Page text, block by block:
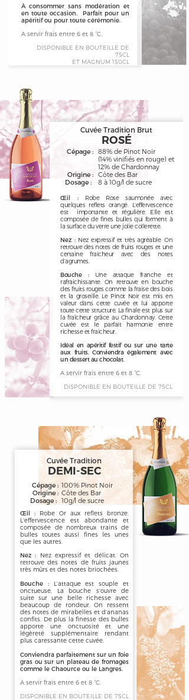
À consommer sans modération et
en toute occasion. Parfait pour un
apéritif ou pour toute cérémonie.
A servir frais entre 6 et 8 °C.
DISPONIBLE EN BOUTEILLE DE
75CL
ET MAGNUM 150CL
Cuvée Tradition Brut
ROSÉ
Cépage :
Origine :
Dosage :
88% de Pinot Noir
(14% vinifiés en rouge) et
12% de Chardonnay
Côte des Bar
8 à 10g/l de sucre
Œil :
Robe Rose saumonée avec
quelques reflets orangé. L’effervescence
est importante et régulière. Elle est
composée de fines bulles qui forment à
la surface du verre une jolie collerette.
Nez : Nez expressif et très agréable. On
retrouve des notes de fruits rouges et une
certaine fraicheur avec des notes
d’agrumes.
Bouche :
Une attaque franche et
rafraichissante. On retrouve en bouche
des fruits rouges comme la fraise des bois
et la groseille. Le Pinot Noir est mis en
valeur dans cette cuvée et lui apporte
toute cette structure. La finale est plus sur
la fraîcheur grâce au Chardonnay. Cette
cuvée est le parfait harmonie entre
richesse et fraicheur.
Idéal en apéritif festif ou sur une tarte
aux fruits. Conviendra également avec
un dessert au chocolat.
A servir frais entre 6 et 8 °C.
DISPONIBLE EN BOUTEILLE DE 75CL
Cuvée Tradition
DEMI-SEC
100% Pinot Noir
Côte des Bar
10g/l de sucre
Cépage :
Origine :
Dosage :
Œil : Robe Or aux reflets bronze.
L’effervescence est abondante et
composée de nombreux trains de
bulles toutes aussi fines les unes
que les autres.
Nez : Nez expressif et délicat. On
retrouve des notes de fruits jaunes
très mûrs et des notes briochées.
Bouche :L’attaque est souple et
onctueuse. La bouche s’ouvre de
suite sur une belle richesse avec
beaucoup de rondeur. On ressent
des notes de mirabelles et d’ananas
confits. De plus la finesse des bulles
apporte une onctuosité et une
légèreté supplémentaire rendant
plus caressante cette cuvée.
Conviendra parfaitement sur un foie
gras ou sur un plateau de fromages
comme le Chaource ou le Langres.
A servir frais entre 6 et 8 °C.
DISPONIBLE EN BOUTEILLE DE 75CL